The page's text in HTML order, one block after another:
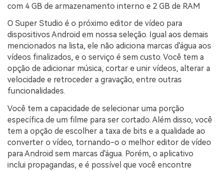
com 4 GB de armazenamento interno e 2 GB de RAM
O Super Studio é o próximo editor de vídeo para
dispositivos Android em nossa seleção. Igual aos demais
mencionados na lista, ele não adiciona marcas d'água aos
vídeos finalizados, e o serviço é sem custo. Você tem a
opção de adicionar música, cortar e unir vídeos, alterar a
velocidade e retroceder a gravação, entre outras
funcionalidades.
Você tem a capacidade de selecionar uma porção
específica de um filme para ser cortado. Além disso, você
tem a opção de escolher a taxa de bits e a qualidade ao
converter o vídeo, tornando-o o melhor editor de vídeo
para Android sem marcas d'água. Porém, o aplicativo
inclui propagandas, e é possível que você encontre